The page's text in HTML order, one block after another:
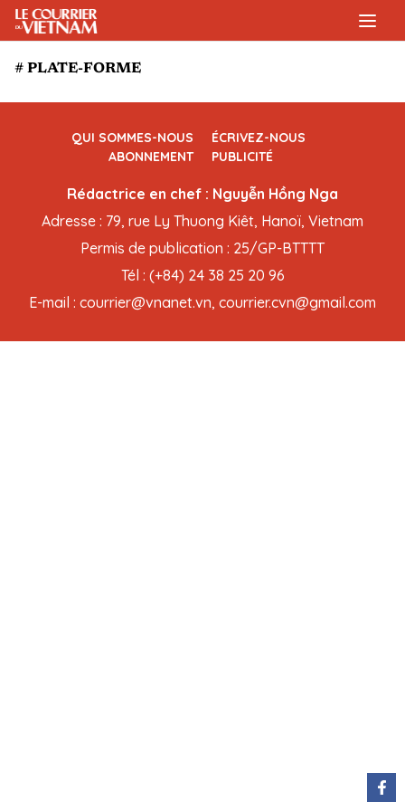
# PLATE-FORME
QUI SOMMES-NOUS
ÉCRIVEZ-NOUS
ABONNEMENT
PUBLICITÉ
Rédactrice en chef : Nguyễn Hồng Nga
Adresse : 79, rue Ly Thuong Kiêt, Hanoï, Vietnam
Permis de publication : 25/GP-BTTTT
Tél : (+84) 24 38 25 20 96
E-mail : courrier@vnanet.vn, courrier.cvn@gmail.com